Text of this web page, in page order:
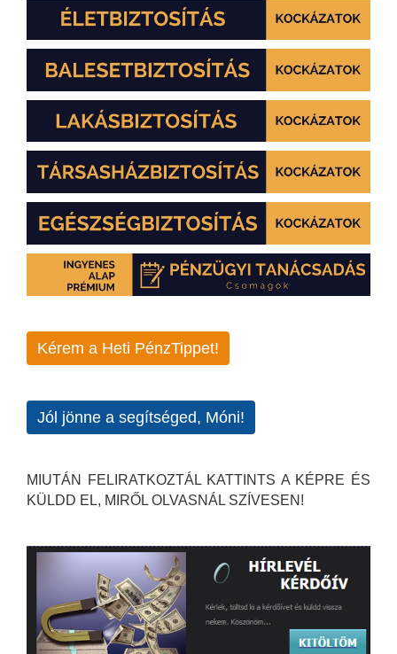
Kérem a Heti PénzTippet!
Jól jönne a segítséged, Móni!
MIUTÁN FELIRATKOZTÁL KATTINTS A KÉPRE ÉS
KÜLDD EL, MIRŐL OLVASNÁL SZÍVESEN!